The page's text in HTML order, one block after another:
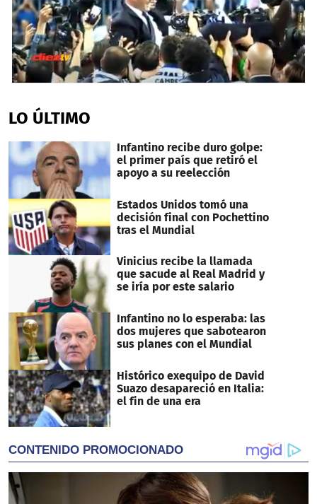
of
1
8
seconds
LO ÚLTIMO
Infantino recibe duro golpe:
el primer país que retiró el
apoyo a su reelección
Estados Unidos tomó una
decisión final con Pochettino
tras el Mundial
Vinicius recibe la llamada
que sacude al Real Madrid y
se iría por este salario
Infantino no lo esperaba: las
dos mujeres que sabotearon
sus planes con el Mundial
Histórico exequipo de David
Suazo desapareció en Italia:
el fin de una era